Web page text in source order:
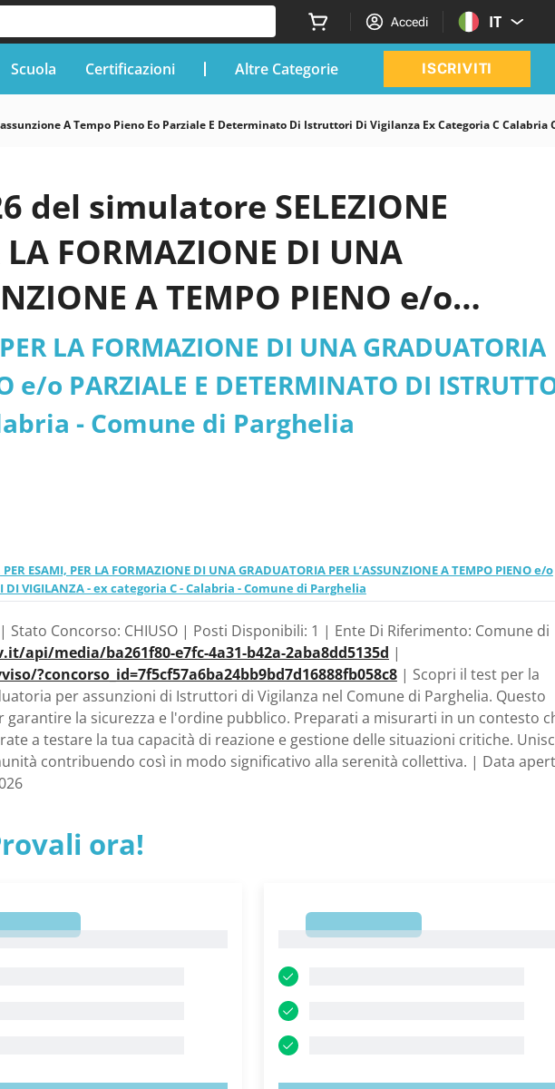
Accedi IT
Scuola Certificazioni Altre Categorie ISCRIVITI
A Tempo Pieno Eo Parziale E Determinato Di Istruttori Di Vigilanza Ex Categoria C Calabria
del simulatore SELEZIONE
LA FORMAZIONE DI UNA
A TEMPO PIENO e/o
ISTRUTTORI DI VIGILANZA - ex
di Parghelia
LA FORMAZIONE DI UNA GRADUATORIA
e/o PARZIALE E DETERMINATO DI
- Comune di Parghelia
ESAMI, PER LA FORMAZIONE DI UNA GRADUATORIA PER L’ASSUNZIONE A TEMPO PIENO e/o
DI VIGILANZA - ex categoria C - Calabria - Comune di Parghelia
Concorso: CHIUSO | Posti Disponibili: 1 | Ente Di Riferimento: Comune di
api/media/ba261f80-e7fc-4a31-b42a-2aba8dd5135d |
?concorso_id=7f5cf57a6ba24bb9bd7d16888fb058c8| Scopri il test per la
per assunzioni di Istruttori di Vigilanza nel Comune di Parghelia. Questo
la sicurezza e l'ordine pubblico. Preparati a misurarti in un contesto
a testare la tua capacità di reazione e gestione delle situazioni critiche.
contribuendo così in modo significativo alla serenità collettiva. | Data
ora!